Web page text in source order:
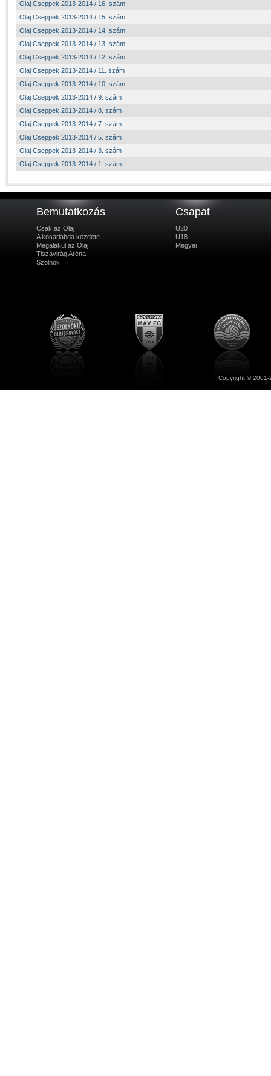
Olaj Cseppek 2013-2014 / 16. szám
Olaj Cseppek 2013-2014 / 15. szám
Olaj Cseppek 2013-2014 / 14. szám
Olaj Cseppek 2013-2014 / 13. szám
Olaj Cseppek 2013-2014 / 12. szám
Olaj Cseppek 2013-2014 / 11. szám
Olaj Cseppek 2013-2014 / 10. szám
Olaj Cseppek 2013-2014 / 9. szám
Olaj Cseppek 2013-2014 / 8. szám
Olaj Cseppek 2013-2014 / 7. szám
Olaj Cseppek 2013-2014 / 5. szám
Olaj Cseppek 2013-2014 / 3. szám
Olaj Cseppek 2013-2014 / 1. szám
Bemutatkozás
Csak az Olaj
A kosárlabda kezdete
Megalakul az Olaj
Tiszavirág Aréna
Szolnok
Csapat
U20
U18
Megyei
Copyright ©